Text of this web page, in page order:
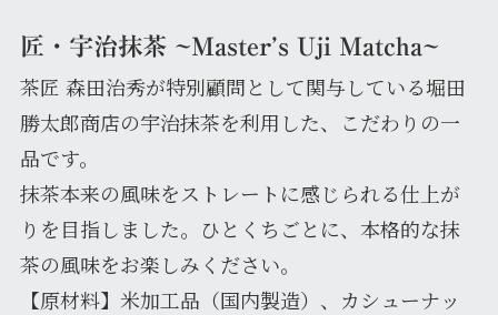
匠・宇治抹茶 ~Master’s Uji Matcha~
茶匠 森田治秀が特別顧問として関与している堀田
勝太郎商店の宇治抹茶を利用した、こだわりの一
品です。
抹茶本来の風味をストレートに感じられる仕上が
りを目指しました。ひとくちごとに、本格的な抹
茶の風味をお楽しみください。
【原材料】米加工品（国内製造）、カシューナッ